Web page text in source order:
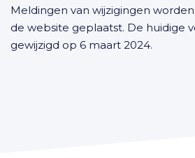
Meldingen van wijzigingen
de website geplaatst. De huidige
gewijzigd op 6 maart 2024.